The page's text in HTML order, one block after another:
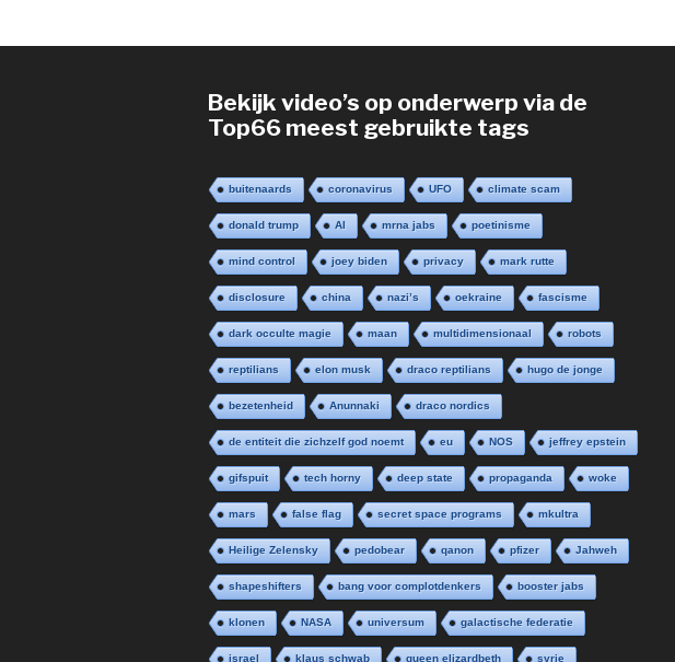
Bekijk video’s op onderwerp via de
Top66 meest gebruikte tags
buitenaards coronavirus UFO climate scam
donald trump AI mrna jabs poetinisme
mind control joey biden privacy mark rutte
disclosure china nazi’s oekraine fascisme
dark occulte magie maan multidimensionaal robots
reptilians elon musk draco reptilians hugo de jonge
bezetenheid Anunnaki draco nordics
de entiteit die zichzelf god noemt eu NOS jeffrey epstein
gifspuit tech horny deep state propaganda woke
mars false flag secret space programs mkultra
Heilige Zelensky pedobear qanon pfizer Jahweh
shapeshifters bang voor complotdenkers booster jabs
klonen NASA universum galactische federatie
israel klaus schwab queen elizardbeth syrie